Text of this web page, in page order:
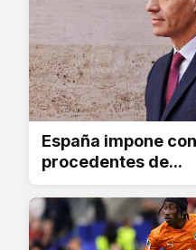
España impone
procedentes de...